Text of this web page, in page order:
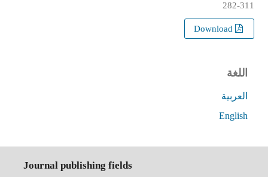
282-311
اللغة
العربية
English
Journal publishing fields